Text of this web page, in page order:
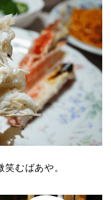
むばあや。